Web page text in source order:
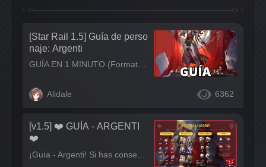
[Star Rail 1.5] Guía de perso
naje: Argenti
Alidale 6362
[v1.5] ❤️ GUÍA - ARGENTI
❤️